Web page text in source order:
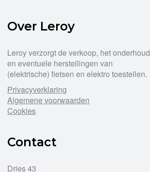
Over Leroy
Leroy verzorgt de verkoop, het onderhoud
en eventuele herstellingen van
(elektrische) fietsen en elektro toestellen.
Privacyverklaring
Algemene voorwaarden
Cookies
Contact
Dries 43